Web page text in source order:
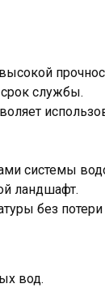
службы.
системы
ландшафт.
без потери
вод.